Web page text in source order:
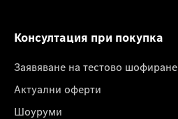
Консултация при покупка
Заявяване на тестово шофиране
Актуални оферти
Шоуруми